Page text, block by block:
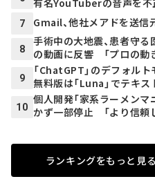
有名YouTuberの音声を不
7 Gmail、他社メアドを送信
8
手術中の大地震、患者守
の動画に反響 「プロの動き
9
「ChatGPT」のデフォルト
無料版は「Luna」でテキ
10
個人開発「家系ラーメン
かず一部停止 「より信頼
ランキングをもっと見る